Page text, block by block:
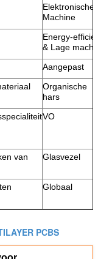
Elektronische
Machine
Energy-
& Lage macht
Aangepast
Organische
hars
VO
van
Glasvezel
Globaal
PCBS